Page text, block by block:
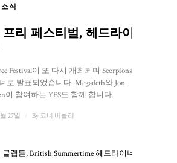
식
리 페스티벌, 헤드라이너
Festival이 또 다시 개최되며 Scorpions가 헤
로 발표되었습니다. Megadeth와 Jon
이 참여하는 YES도 함께 합니다.
27일 By 코너 버클리